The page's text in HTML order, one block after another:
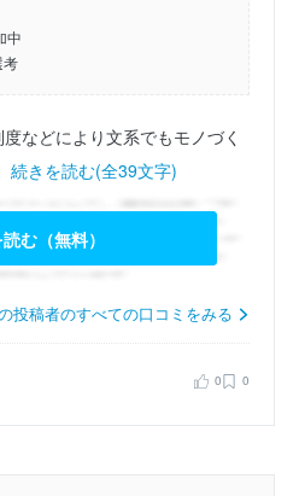
中
考
などにより文系でもモノづく
続きを読む(全39文字)
む（無料）
投稿者のすべての口コミをみる
0 0